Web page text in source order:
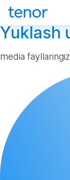
Yuklash
media